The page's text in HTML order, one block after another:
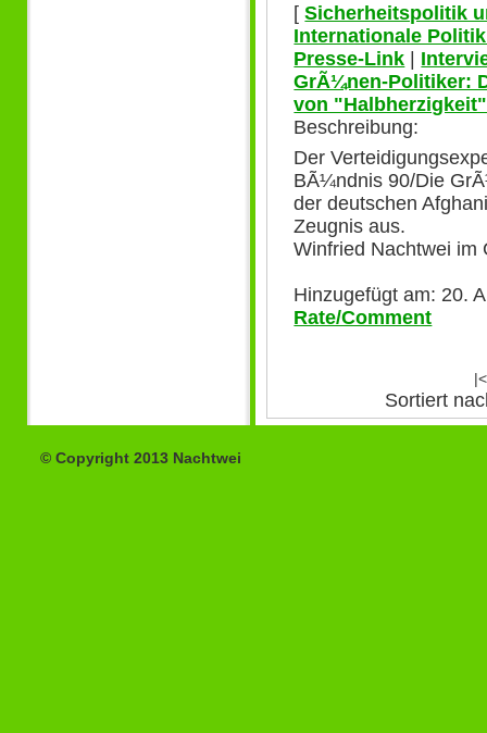
[Sicherheitspolitik
Internationale
Presse-Link |
GrÃ¼nen-Politiker:
von
Beschreibung:
Der
BÃ¼ndnis 90/Die
der deutschen
Zeugnis aus.
Winfried Nachtwei im
Hinzugefügt am: 20.
Rate/Comment
|<
Sortiert
© Copyright 2013 Nachtwei